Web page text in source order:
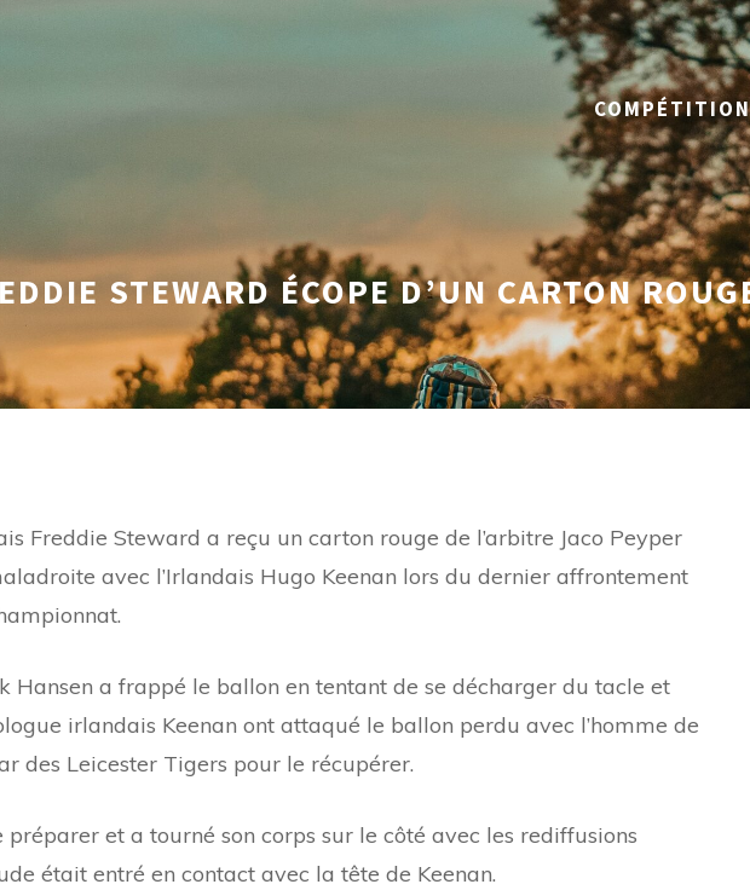
STEWARD ÉCOPE D’UN CARTON
Freddie Steward a reçu un carton rouge de l’arbitre Jaco Peyper
avec l’Irlandais Hugo Keenan lors du dernier affrontement
Hansen a frappé le ballon en tentant de se décharger du tacle et
irlandais Keenan ont attaqué le ballon perdu avec l’homme de
des Leicester Tigers pour le récupérer.
et a tourné son corps sur le côté avec les rediffusions
était entré en contact avec la tête de Keenan.